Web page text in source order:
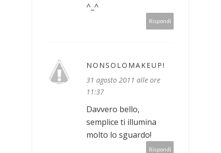
^_^
Rispondi
NONSOLOMAKEUP!
31 agosto 2011 alle ore
11:37
Davvero bello,
semplice ti illumina
molto lo sguardo!
Rispondi